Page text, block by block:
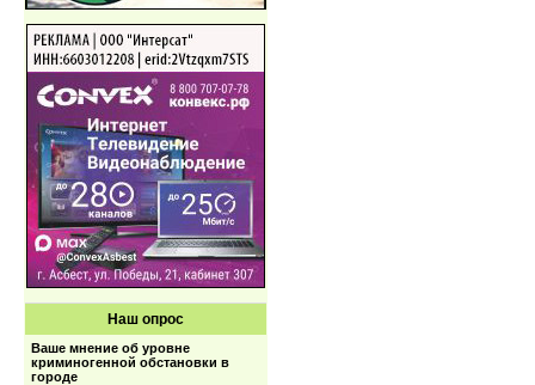
Наш опрос
Ваше мнение об уровне
криминогенной обстановки в
городе